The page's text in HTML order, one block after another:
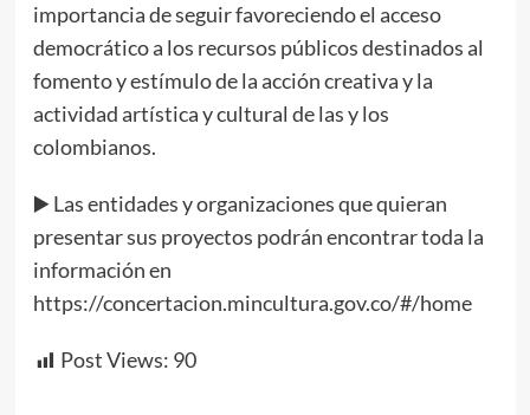
importancia de seguir favoreciendo el acceso
democrático a los recursos públicos destinados al
fomento y estímulo de la acción creativa y la
actividad artística y cultural de las y los
colombianos.
▶️ Las entidades y organizaciones que quieran
presentar sus proyectos podrán encontrar toda la
información en
https://concertacion.mincultura.gov.co/#/home
Post Views: 90